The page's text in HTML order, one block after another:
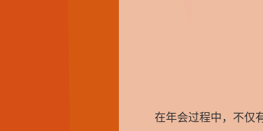
在年会过程中，不仅